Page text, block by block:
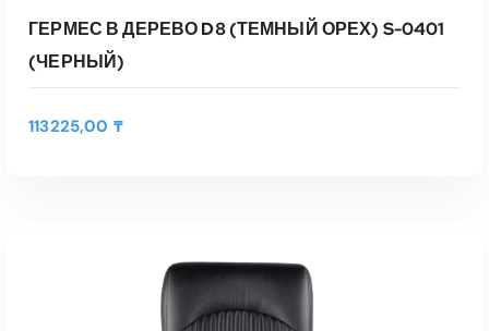
ГЕРМЕС В ДЕРЕВО D8 (ТЕМНЫЙ ОРЕХ) S-0401
(ЧЕРНЫЙ)
113225,00 ₸